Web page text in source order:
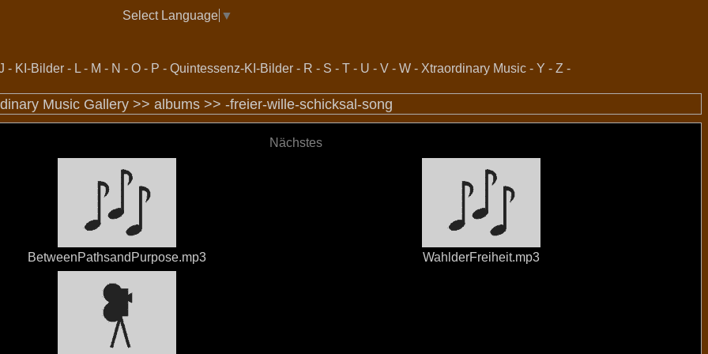
Select Language ▼
- KI-Bilder - L - M - N - O - P - Quintessenz-KI-Bilder - R - S - T - U - V - W - Xtraordinary Music - Y - Z -
Music Gallery >> albums >> -freier-wille-schicksal-song
Nächstes
BetweenPathsandPurpose.mp3 WahlderFreiheit.mp3